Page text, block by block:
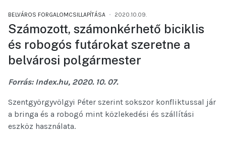
BELVÁROS FORGALOMCSILLAPÍTÁSA 2020.10.09.
Számozott, számonkérhető biciklis
és robogós futárokat szeretne a
belvárosi polgármester
Forrás: Index.hu, 2020. 10. 07.
Szentgyörgyvölgyi Péter szerint sokszor konfliktussal jár
a bringa és a robogó mint közlekedési és szállítási
eszköz használata.